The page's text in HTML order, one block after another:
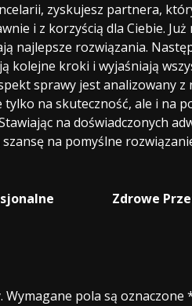
zyskujesz partnera,
i z korzyścią dla Ciebie.
najlepsze rozwiązania.
kolejne kroki i wyjaśniają
sprawy jest analizowany
na skuteczność, ale i na
na doświadczonych
na pomyślne
Zdrowe
Wymagane pola są oznaczone